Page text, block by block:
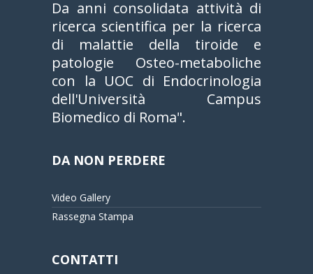
Da anni consolidata attività di
ricerca scientifica per la ricerca
di malattie della tiroide e
patologie Osteo-metaboliche
con la UOC di Endocrinologia
dell'Università Campus
Biomedico di Roma".
DA NON PERDERE
Video Gallery
Rassegna Stampa
CONTATTI